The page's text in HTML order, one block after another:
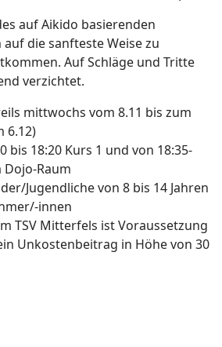
auf Aikido basierenden
die sanfteste Weise zu
Auf Schläge und Tritte
verzichtet.
mittwochs vom 8.11 bis zum
6.12)
bis 18:20 Kurs 1 und von 18:35-
Dojo-Raum
Jugendliche von 8 bis 14 Jahren
innen
TSV Mitterfels ist Voraussetzung
Unkostenbeitrag in Höhe von 30